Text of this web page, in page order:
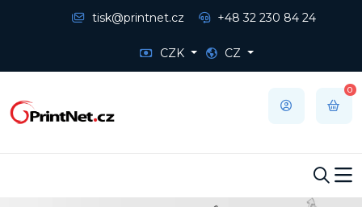
tisk@printnet.cz +48 32 230 84 24
CZK CZ
0